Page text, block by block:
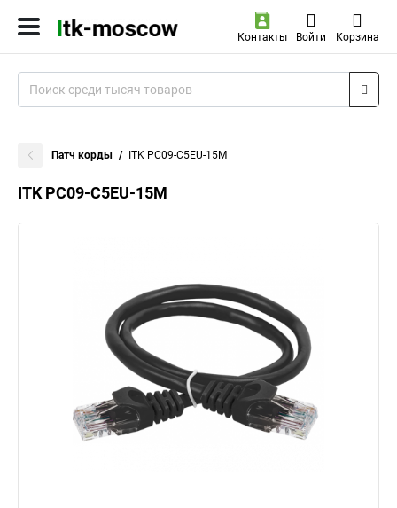
Контакты Войти Корзина
Патч корды ITK PC09-C5EU-15M
ITK PC09-C5EU-15M